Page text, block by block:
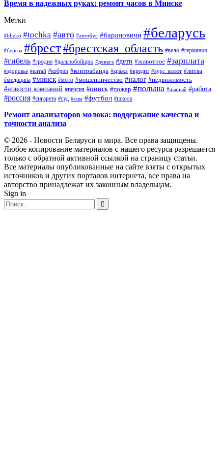
Время в надежных руках: ремонт часов в Минске
Метки
#blizko #tochka #авто #автобус #барановичи #беларусь
#берёза #брест#брестская_область #вело #германия
#гибель #гродно #дальнобойщик #деньга #дети #животное #зарплата
#здоровье #китай #кобрин #контрабанда #кража #кредит #курс_валют #литва
#медицина #минск #мото #мошенничество #налог #недвижимость
#новости компаний #пенсия #пинск #пожар #польша #пьяный #работа
#россия #сигарета #суд #сша #футбол #школа
Ремонт анализаторов молока: поддержание качества и
точности анализа
© 2026 - Новости Беларуси и мира. Все права защищены.
Любое копирование материалов с нашего ресурса разрешается
только с обратной активной ссылкой на страницу статьи.
Все материалы опубликованные на сайте взяты с открытых
источников и других порталов интернета, все права на
авторство принадлежат их законным владельцам.
Sign in